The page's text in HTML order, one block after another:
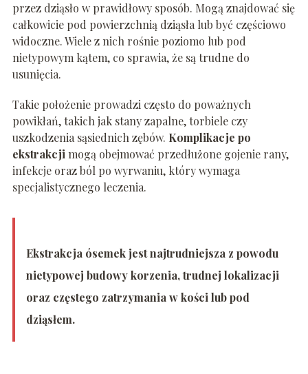
przez dziąsło w prawidłowy sposób. Mogą znajdować się
całkowicie pod powierzchnią dziąsła lub być częściowo
widoczne. Wiele z nich rośnie poziomo lub pod
nietypowym kątem, co sprawia, że są trudne do
usunięcia.
Takie położenie prowadzi często do poważnych
powikłań, takich jak stany zapalne, torbiele czy
uszkodzenia sąsiednich zębów. Komplikacje po
ekstrakcjimogą obejmować przedłużone gojenie rany,
infekcje oraz ból po wyrwaniu, który wymaga
specjalistycznego leczenia.
Ekstrakcja ósemek jest najtrudniejsza z powodu
nietypowej budowy korzenia, trudnej lokalizacji
oraz częstego zatrzymania w kości lub pod
dziąsłem.